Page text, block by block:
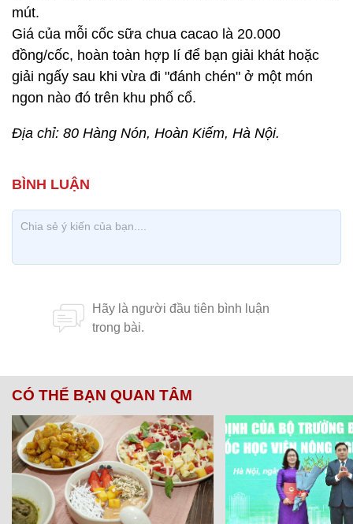
mút.
Giá của mỗi cốc sữa chua cacao là 20.000
đồng/cốc, hoàn toàn hợp lí để bạn giải khát hoặc
giải ngấy sau khi vừa đi "đánh chén" ở một món
ngon nào đó trên khu phố cổ.
Địa chỉ: 80 Hàng Nón, Hoàn Kiếm, Hà Nội.
CÓ THỂ BẠN QUAN TÂM